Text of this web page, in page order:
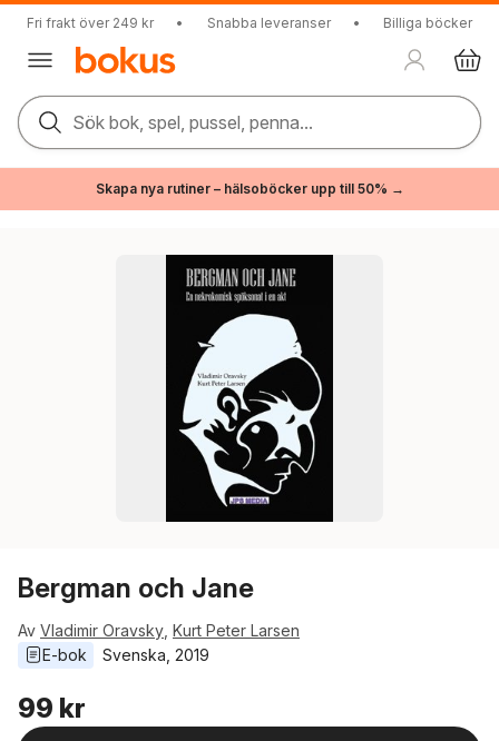
Fri frakt över 249 kr • Snabba leveranser • Billiga böcker
Sök bok, spel, pussel, penna...
Skapa nya rutiner – hälsoböcker upp till 50% →
Bergman och Jane
Av Vladimir Oravsky Kurt Peter Larsen
E-bok
Svenska 2019
99 kr